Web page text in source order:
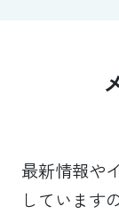
最新情報や
しています